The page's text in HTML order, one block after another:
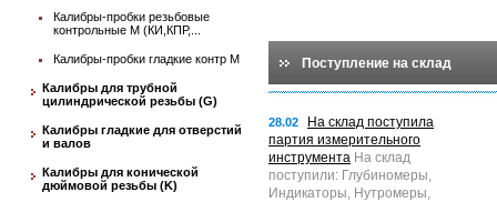
Калибры-пробки резьбовые
контрольные М (КИ,КПР,...
Калибры-пробки гладкие контр М
Калибры для трубной
цилиндрической резьбы (G)
Калибры гладкие для отверстий
и валов
Калибры для конической
дюймовой резьбы (K)
Поступление на склад
28.02
На склад поступила
партия измерительного
инструмента На склад
поступили: Глубиномеры,
Индикаторы, Нутромеры,